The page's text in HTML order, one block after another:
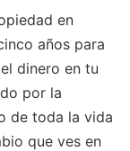
en
años para
dinero en tu
por la
de toda la vida
que ves en